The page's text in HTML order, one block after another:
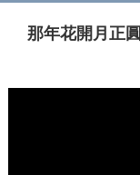
那年花開月正圓